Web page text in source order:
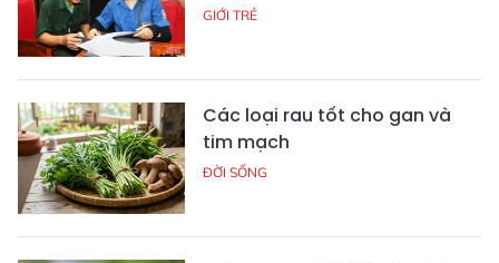
GIỚI TRẺ
Các loại rau tốt cho gan và
tim mạch
ĐỜI SỐNG